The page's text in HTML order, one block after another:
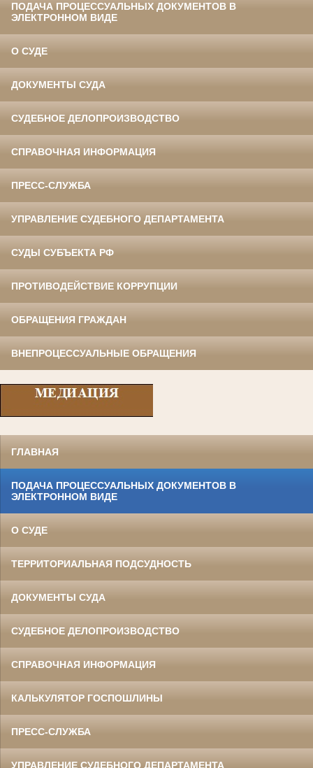
ПОДАЧА ПРОЦЕССУАЛЬНЫХ ДОКУМЕНТОВ В
ЭЛЕКТРОННОМ ВИДЕ
О СУДЕ
ДОКУМЕНТЫ СУДА
СУДЕБНОЕ ДЕЛОПРОИЗВОДСТВО
СПРАВОЧНАЯ ИНФОРМАЦИЯ
ПРЕСС-СЛУЖБА
УПРАВЛЕНИЕ СУДЕБНОГО ДЕПАРТАМЕНТА
СУДЫ СУБЪЕКТА РФ
ПРОТИВОДЕЙСТВИЕ КОРРУПЦИИ
ОБРАЩЕНИЯ ГРАЖДАН
ВНЕПРОЦЕССУАЛЬНЫЕ ОБРАЩЕНИЯ
ГЛАВНАЯ
ПОДАЧА ПРОЦЕССУАЛЬНЫХ ДОКУМЕНТОВ В
ЭЛЕКТРОННОМ ВИДЕ
О СУДЕ
ТЕРРИТОРИАЛЬНАЯ ПОДСУДНОСТЬ
ДОКУМЕНТЫ СУДА
СУДЕБНОЕ ДЕЛОПРОИЗВОДСТВО
СПРАВОЧНАЯ ИНФОРМАЦИЯ
КАЛЬКУЛЯТОР ГОСПОШЛИНЫ
ПРЕСС-СЛУЖБА
УПРАВЛЕНИЕ СУДЕБНОГО ДЕПАРТАМЕНТА